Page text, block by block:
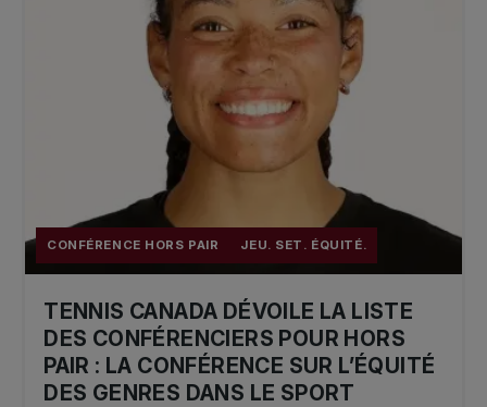
CONFÉRENCE HORS PAIR JEU. SET. ÉQUITÉ.
TENNIS CANADA DÉVOILE LA LISTE
DES CONFÉRENCIERS POUR HORS
PAIR : LA CONFÉRENCE SUR L’ÉQUITÉ
DES GENRES DANS LE SPORT